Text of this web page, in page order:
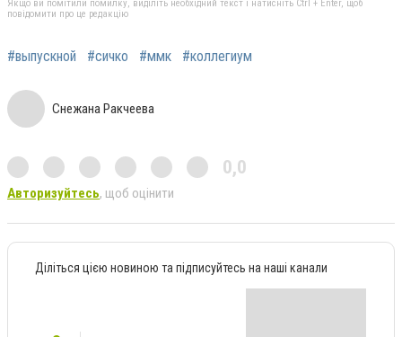
Якщо ви помітили помилку, виділіть необхідний текст і натисніть Ctrl + Enter, щоб
повідомити про це редакцію
#выпускной #сичко #ммк #коллегиум
Снежана Ракчеева
0,0
Авторизуйтесь, щоб оцінити
Діліться цією новиною та підписуйтесь на наші канали